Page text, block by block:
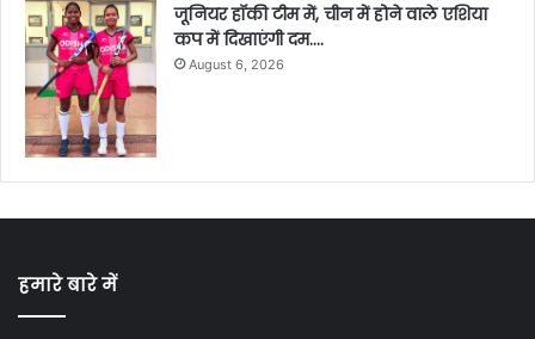
जूनियर हॉकी टीम में, चीन में होने वाले एशिया
कप में दिखाएंगी दम….
August 6, 2026
हमारे बारे में